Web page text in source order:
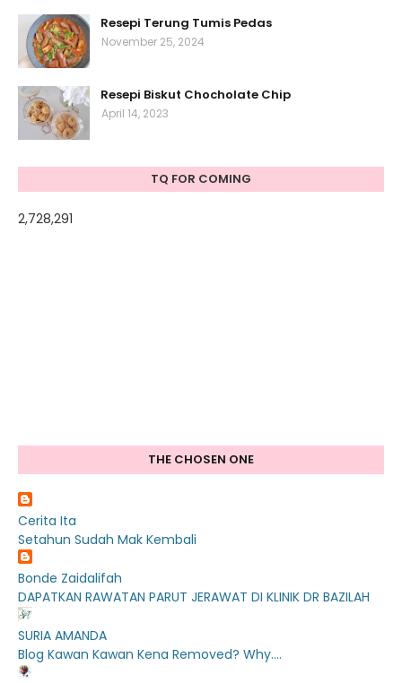
Resepi Terung Tumis Pedas
November 25, 2024
Resepi Biskut Chocholate Chip
April 14, 2023
TQ FOR COMING
2,728,291
THE CHOSEN ONE
Cerita Ita
Setahun Sudah Mak Kembali
Bonde Zaidalifah
DAPATKAN RAWATAN PARUT JERAWAT DI KLINIK DR BAZILAH
SURIA AMANDA
Blog Kawan Kawan Kena Removed? Why....